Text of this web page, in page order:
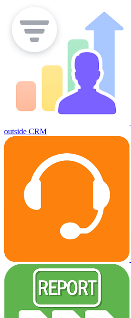
outside CRM